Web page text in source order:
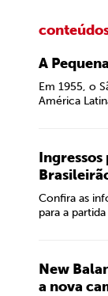
A
Em 1955, o
América
Ingressos
Confira as
para a
New
a nova